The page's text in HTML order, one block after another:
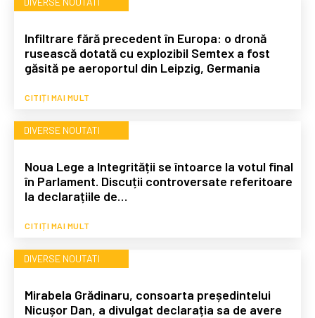
Infiltrare fără precedent în Europa: o dronă
rusească dotată cu explozibil Semtex a fost
găsită pe aeroportul din Leipzig, Germania
CITIȚI MAI MULT
DIVERSE NOUTATI
Noua Lege a Integrității se întoarce la votul final
în Parlament. Discuții controversate referitoare
la declarațiile de…
CITIȚI MAI MULT
DIVERSE NOUTATI
Mirabela Grădinaru, consoarta președintelui
Nicușor Dan, a divulgat declarația sa de avere